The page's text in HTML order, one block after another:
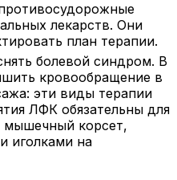
лекарств. Они
план терапии.
болевой синдром. В
кровообращение в
эти виды терапии
ЛФК обязательны для
мышечный корсет,
иголками на